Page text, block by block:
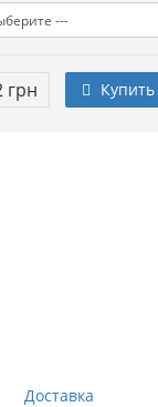
грн Купить
Доставка